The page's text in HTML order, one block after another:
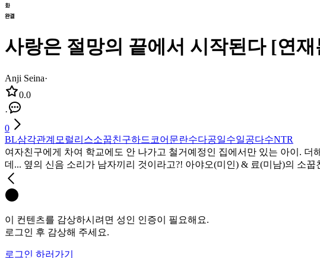
사랑은 절망의 끝에서 시작된다 [연재
Anji Seina·
0.0
·
0
BL삼각관계 모럴리스소꿉친구하드코어 문란수다공일수일공다수NTR
여자친구에게 차여 학교에도 안 나가고 철거예정인 집에서만 있는 아이.
데... 옆의 신음 소리가 남자끼리 것이라고?! 아야오(미인) & 료(미남)의 소
이 컨텐츠를 감상하시려면 성인 인증이 필요해요.
로그인 후 감상해 주세요.
로그인 하러가기